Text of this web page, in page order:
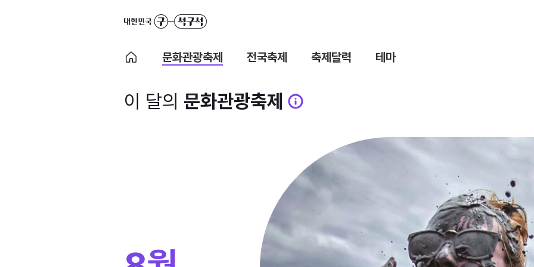
문화관광축제 전국축제 축제달력 테마
이 달의 문화관광축제